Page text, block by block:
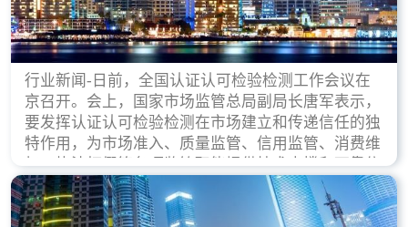
行业新闻-日前，全国认证认可检验检测工作会议在
京召开。会上，国家市场监管总局副局长唐军表示，
要发挥认证认可检验检测在市场建立和传递信任的独
特作用，为市场准入、质量监管、信用监管、消费维
权、执法打假等各项监管职能提供技术支撑和可靠依
据。